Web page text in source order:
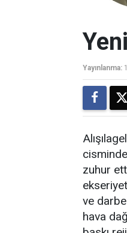
Yayınlanma:
zuhur
ve
hava